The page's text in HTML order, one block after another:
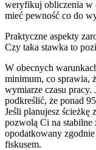
weryfikuj obliczenia w
mieć pewność co do
Praktyczne aspekty
Czy taka stawka to
W obecnych
minimum, co sprawia,
wymiarze czasu pracy.
podkreślić, że ponad
Jeśli planujesz ścieżkę
pozwolą Ci na stabilne
opodatkowany
fiskusem.